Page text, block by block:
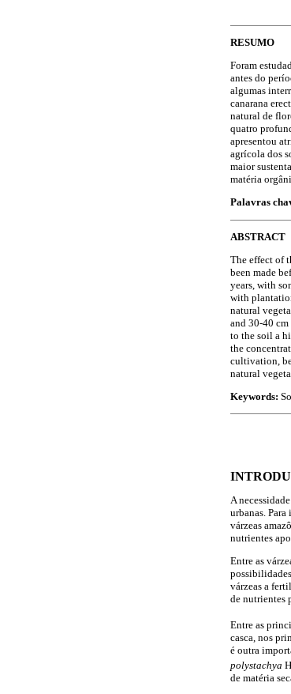
RESUMO
Foram
antes do
algumas
canarana
natural de
quatro
apresentou
agrícola dos
maior
matéria
Palavras
ABSTRACT
The effect of
been made
years, with
with
natural
and 30-40
to the soil a
the
cultivation,
natural
Keywords:
A
urbanas.
várzeas
nutrientes
Entre as
várzeas a
de nutrientes
Entre as
casca, nos
é outra
polystachya
de matéria